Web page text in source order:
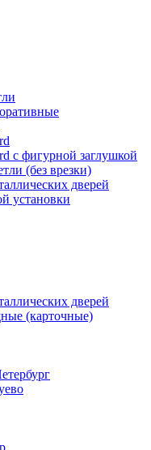
с фигурной заглушкой
(без врезки)
дверей
установки
дверей
(карточные)